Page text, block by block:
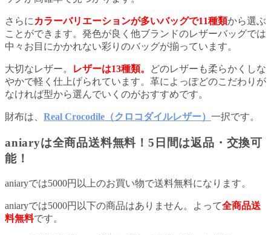
さらに カラーバリエーションが多いバッグで11種類から選ぶ
ことができます。発色が良く他ブランドのレザーバッグでは
中々お目にかかれない彩りのバッグが揃っています。
大切なレザー。 レザーは13種類。
どのレザーも柔らかくしな
やかで軽く仕上げられています。革によっぽどのこだわりが
なければ型から選んでいくのがおすすめです。
財布は、 Real Crocodile（クロコダイルレザー） 一択です。
aniaryは全商品送料無料！5日間は返品・交換可
能！
aniaryでは5000円以上のお買い物で送料無料になります。
aniaryでは5000円以下の商品はありません。よって全商品送
料無料です。